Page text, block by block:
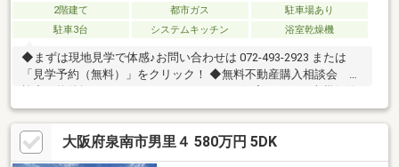
2階建て 都市ガス
駐車場あり
駐車3台
システムキッチン 浴室乾燥機
◆まずは現地見学で体感♪お問い合わせは 072-493-2923 または
「見学予約（無料）」をクリック！ ◆無料不動産購入相談会 実
等、皆様の気になる疑問にお答えします！泉南市・阪南市のおう
ち探しはお任せください！ ◆ハウスドゥ泉南のご紹介「樽井駅」
から徒歩10分、3台分の駐車スペースもございます！送迎サービ
スも有り、ご希望の場所までお車でお伺いも致します♪ネットに掲
大阪府泉南市男里４ 580万円 5DK